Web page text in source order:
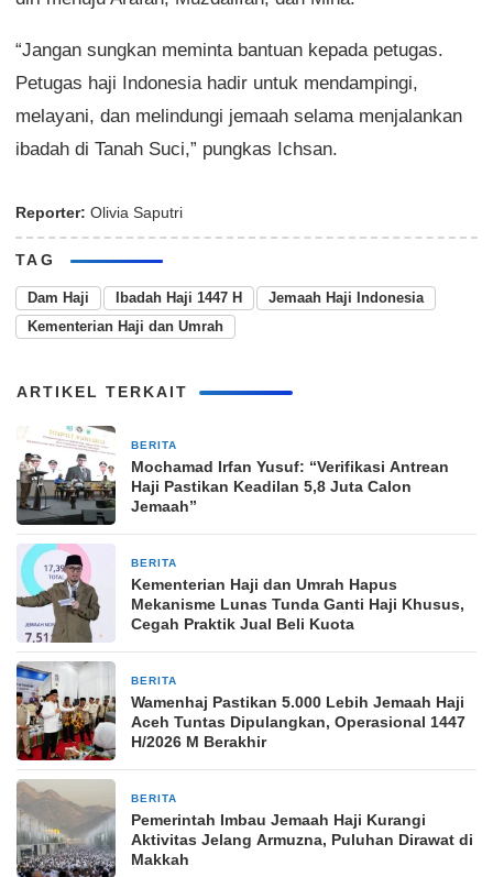
“Jangan sungkan meminta bantuan kepada petugas.
Petugas haji Indonesia hadir untuk mendampingi,
melayani, dan melindungi jemaah selama menjalankan
ibadah di Tanah Suci,” pungkas Ichsan.
Reporter: Olivia Saputri
TAG
Dam Haji Ibadah Haji 1447 H
Jemaah Haji Indonesia
Kementerian Haji dan Umrah
ARTIKEL TERKAIT
BERITA
Mochamad Irfan Yusuf: “Verifikasi Antrean
Haji Pastikan Keadilan 5,8 Juta Calon
Jemaah”
BERITA
Kementerian Haji dan Umrah Hapus
Mekanisme Lunas Tunda Ganti Haji Khusus,
Cegah Praktik Jual Beli Kuota
BERITA
Wamenhaj Pastikan 5.000 Lebih Jemaah Haji
Aceh Tuntas Dipulangkan, Operasional 1447
H/2026 M Berakhir
BERITA
Pemerintah Imbau Jemaah Haji Kurangi
Aktivitas Jelang Armuzna, Puluhan Dirawat di
Makkah